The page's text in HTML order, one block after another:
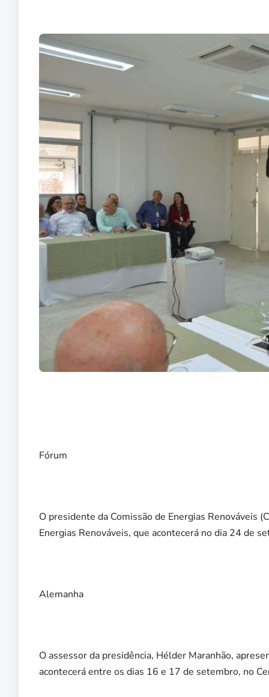
Fórum
O presidente da Comissão de Energias Renováveis
Energias Renováveis, que acontecerá no dia 24 de
Alemanha
O assessor da presidência, Hélder Maranhão,
acontecerá entre os dias 16 e 17 de setembro, no